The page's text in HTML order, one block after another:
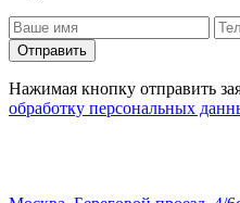
Отправить
Нажимая кнопку отправить
обработку персональных